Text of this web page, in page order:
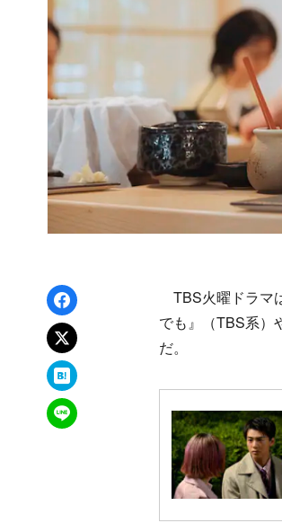
Facebookでシェア
xでポスト
はてなブックマーク
LINEで送る
TBS火曜ドラマ
でも』（TBS系）
だ。